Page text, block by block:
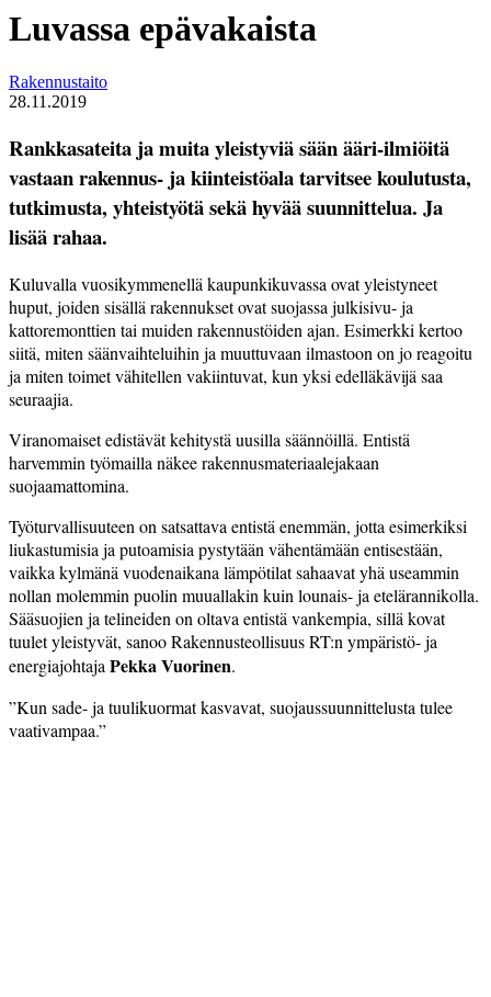
Luvassa epävakaista
Rakennustaito
28.11.2019
Rankkasateita ja muita yleistyviä sään ääri-ilmiöitä
vastaan rakennus- ja kiinteistöala tarvitsee koulutusta,
tutkimusta, yhteistyötä sekä hyvää suunnittelua. Ja
lisää rahaa.
Kuluvalla vuosikymmenellä kaupunkikuvassa ovat yleistyneet
huput, joiden sisällä rakennukset ovat suojassa julkisivu- ja
kattoremonttien tai muiden rakennustöiden ajan. Esimerkki kertoo
siitä, miten säänvaihteluihin ja muuttuvaan ilmastoon on jo reagoitu
ja miten toimet vähitellen vakiintuvat, kun yksi edelläkävijä saa
seuraajia.
Viranomaiset edistävät kehitystä uusilla säännöillä. Entistä
harvemmin työmailla näkee rakennusmateriaalejakaan
suojaamattomina.
Työturvallisuuteen on satsattava entistä enemmän, jotta esimerkiksi
liukastumisia ja putoamisia pystytään vähentämään entisestään,
vaikka kylmänä vuodenaikana lämpötilat sahaavat yhä useammin
nollan molemmin puolin muuallakin kuin lounais- ja etelärannikolla.
Sääsuojien ja telineiden on oltava entistä vankempia, sillä kovat
tuulet yleistyvät, sanoo Rakennusteollisuus RT:n ympäristö- ja
energiajohtaja Pekka Vuorinen.
”Kun sade- ja tuulikuormat kasvavat, suojaussuunnittelusta tulee
vaativampaa.”